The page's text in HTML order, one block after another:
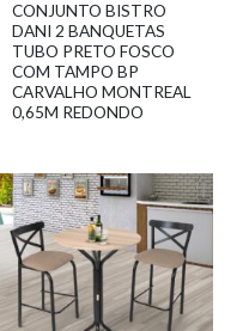
CONJUNTO BISTRO
DANI 2 BANQUETAS
TUBO PRETO FOSCO
COM TAMPO BP
CARVALHO MONTREAL
0,65M REDONDO